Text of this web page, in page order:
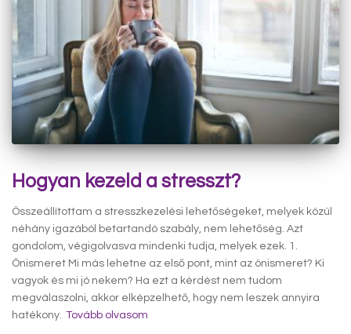
Hogyan kezeld a stresszt?
Összeállítottam a stresszkezelési lehetőségeket, melyek közül
néhány igazából betartandó szabály, nem lehetőség. Azt
gondolom, végigolvasva mindenki tudja, melyek ezek. 1.
Önismeret Mi más lehetne az első pont, mint az önismeret? Ki
vagyok és mi jó nekem? Ha ezt a kérdést nem tudom
megválaszolni, akkor elképzelhető, hogy nem leszek annyira
hatékony. Tovább olvasom